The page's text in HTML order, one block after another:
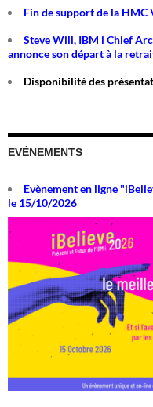
Fin de support de la HMC
Steve Will, IBM i Chief
annonce son départ à la
Disponibilité des
EVÉNEMENTS
Evènement en ligne
le 15/10/2026